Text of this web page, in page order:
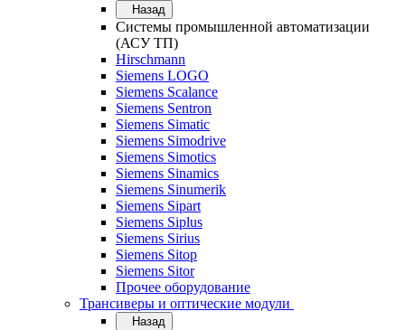
Назад
Системы промышленной автоматизации
(АСУ ТП)
Hirschmann
Siemens LOGO
Siemens Scalance
Siemens Sentron
Siemens Simatic
Siemens Simodrive
Siemens Simotics
Siemens Sinamics
Siemens Sinumerik
Siemens Sipart
Siemens Siplus
Siemens Sirius
Siemens Sitop
Siemens Sitor
Прочее оборудование
Трансиверы и оптические модули
Назад